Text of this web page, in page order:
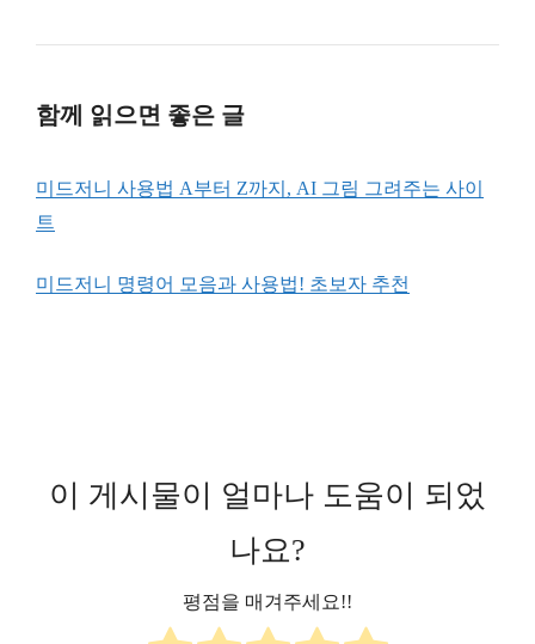
함께 읽으면 좋은 글
미드저니 사용법 A부터 Z까지, AI 그림 그려주는 사이
트
미드저니 명령어 모음과 사용법! 초보자 추천
이 게시물이 얼마나 도움이 되었
나요?
평점을 매겨주세요!!